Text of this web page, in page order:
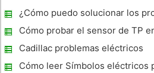
problema específico para el
(ECM) o computadora del vehíc
¿Cómo puedo solucionar los
los códigos de luz del motor en
Cabrio?
Cómo probar el sensor de TP
Sierra 1990
Cadillac problemas eléctricos
Cómo leer Símbolos eléctricos